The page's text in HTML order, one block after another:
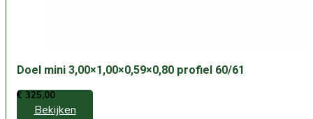
Doel mini 3,00×1,00×0,59×0,80 profiel 60/61
€ 325,00
Bekijken